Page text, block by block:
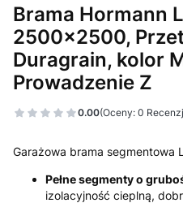
Brama Hormann
2500x2500,
Duragrain, kolor
Prowadzenie Z
0.00(Oceny: 0
Garażowa brama segmentowa
Pełne segmenty o
izolacyjność cieplną,